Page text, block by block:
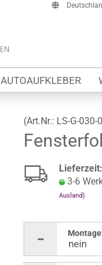
E-Mail
Passwort
Konto erstellen
Passwort vergessen?
AUTOAUFKLEBER
(Art.Nr.: LS-G-030-
Lieferzeit:
3-6
Ausland)